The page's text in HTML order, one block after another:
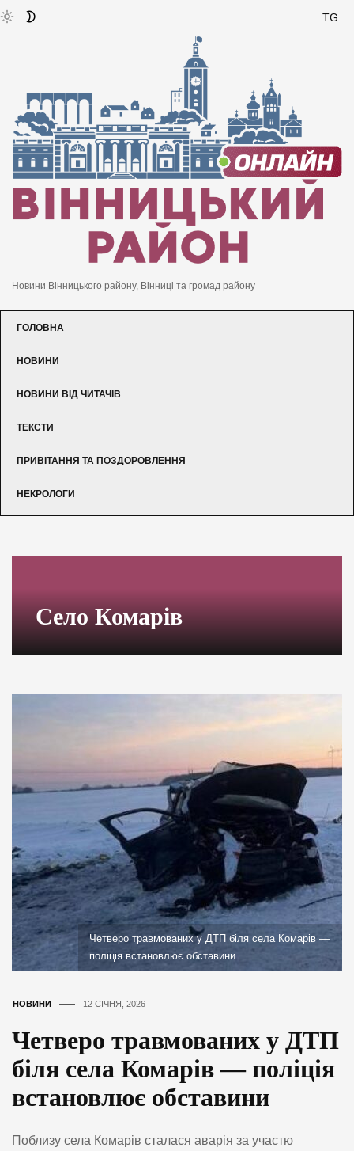
TG
Новини Вінницького району, Вінниці та громад району
ГОЛОВНА
НОВИНИ
НОВИНИ ВІД ЧИТАЧІВ
ТЕКСТИ
ПРИВІТАННЯ ТА ПОЗДОРОВЛЕННЯ
НЕКРОЛОГИ
Село Комарів
Четверо травмованих у ДТП біля села Комарів —
поліція встановлює обставини
НОВИНИ 12 СІЧНЯ, 2026
Четверо травмованих у ДТП
біля села Комарів — поліція
встановлює обставини
Поблизу села Комарів сталася аварія за участю